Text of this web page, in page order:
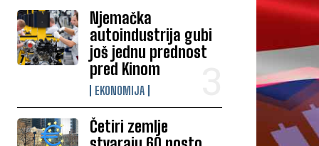
Njemačka
autoindustrija gubi
još jednu prednost
pred Kinom
EKONOMIJA
Četiri zemlje